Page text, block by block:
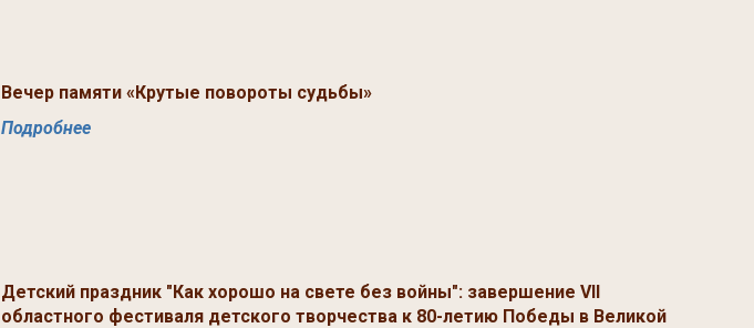
Вечер памяти «Крутые повороты судьбы»
Подробнее
Детский праздник "Как хорошо на свете без войны": завершение VII
областного фестиваля детского творчества к 80-летию Победы в Великой